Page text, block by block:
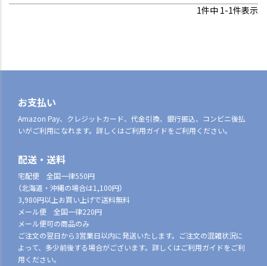
1件中 1-1件表示
お支払い
Amazon Pay、クレジットカード、代金引換、銀行振込、コンビニ後払
いがご利用になれます。詳しくはご利用ガイドをご利用ください。
配送・送料
宅配便 全国一律550円
（北海道・沖縄の場合は1,100円）
3,980円以上お買い上げで送料無料
メール便 全国一律220円
メール便可の商品のみ
ご注文の翌日から3営業日以内に発送いたします。ご注文の混雑状況に
よって、多少前後する場合がございます。詳しくはご利用ガイドをご利
用ください。